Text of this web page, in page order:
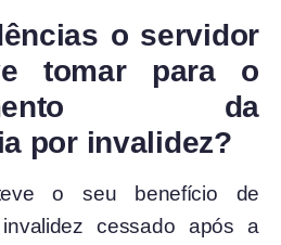
o servidor
tomar para o
da
por invalidez?
o seu benefício de
cessado após a